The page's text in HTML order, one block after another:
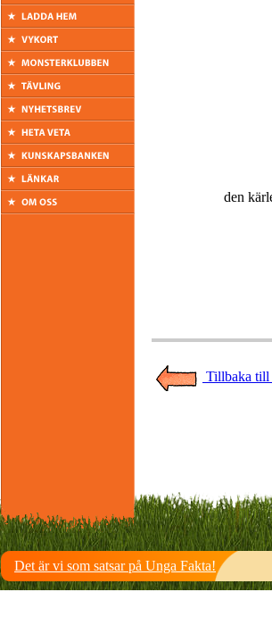
den
Tillbaka till
Det är vi som satsar på Unga Fakta!